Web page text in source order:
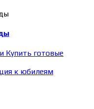
Купить готовые
к юбилеям